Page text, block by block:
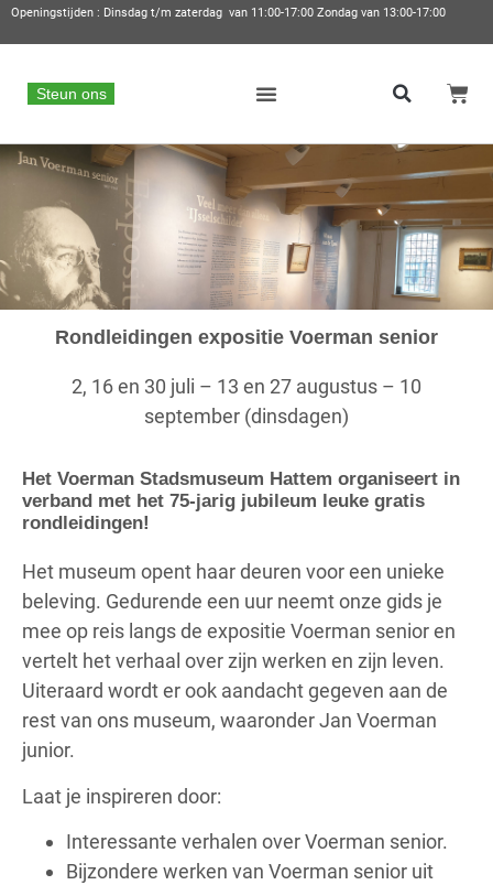
Openingstijden : Dinsdag t/m zaterdag van 11:00-17:00 Zondag van 13:00-17:00
Steun ons
Rondleidingen expositie Voerman senior
2, 16 en 30 juli – 13 en 27 augustus – 10
september (dinsdagen)
Het Voerman Stadsmuseum Hattem organiseert in
verband met het 75-jarig jubileum leuke gratis
rondleidingen!
Het museum opent haar deuren voor een unieke
beleving. Gedurende een uur neemt onze gids je
mee op reis langs de expositie Voerman senior en
vertelt het verhaal over zijn werken en zijn leven.
Uiteraard wordt er ook aandacht gegeven aan de
rest van ons museum, waaronder Jan Voerman
junior.
Laat je inspireren door:
Interessante verhalen over Voerman senior.
Bijzondere werken van Voerman senior uit